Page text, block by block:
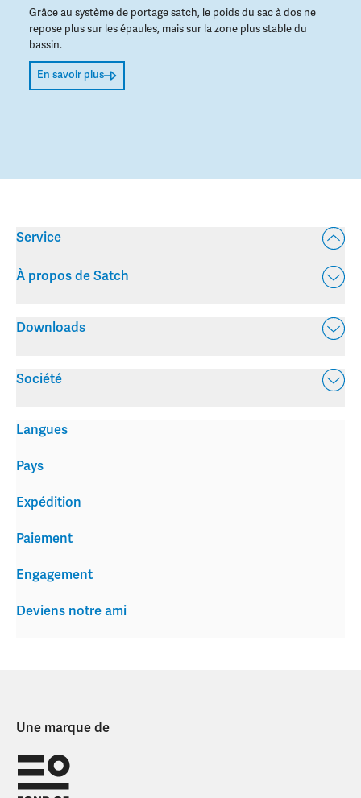
Grâce au système de portage satch, le poids du sac à dos ne
repose plus sur les épaules, mais sur la zone plus stable du
bassin.
En savoir plus
Service
À propos de Satch
Downloads
Société
Expédition
Paiement
Engagement
Deviens notre ami
Langues
Pays
Une marque de